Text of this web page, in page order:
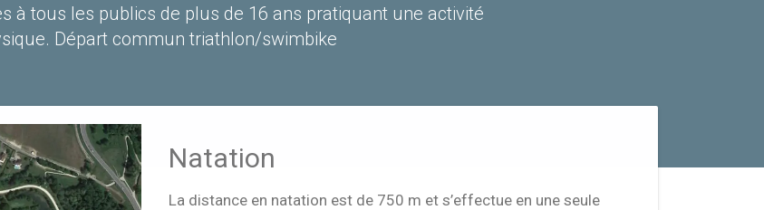
à tous les publics de plus de 16 ans pratiquant une activité
Départ commun triathlon/swimbike
Natation
La distance en natation est de 750 m et s’effectue en une seule